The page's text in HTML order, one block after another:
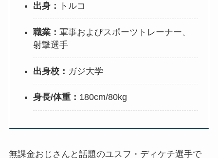
出身： トルコ
職業：軍事およびスポーツトレーナー、
射撃選手
出身校： ガジ大学
身長/体重： 180cm/80kg
無課金おじさんと話題のユスフ・ディケチ選手で